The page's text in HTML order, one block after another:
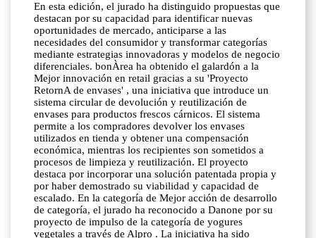
En esta edición, el jurado ha distinguido propuestas que
destacan por su capacidad para identificar nuevas
oportunidades de mercado, anticiparse a las
necesidades del consumidor y transformar categorías
mediante estrategias innovadoras y modelos de negocio
diferenciales. bonÀrea ha obtenido el galardón a la
Mejor innovación en retail gracias a su 'Proyecto
RetornA de envases' , una iniciativa que introduce un
sistema circular de devolución y reutilización de
envases para productos frescos cárnicos. El sistema
permite a los compradores devolver los envases
utilizados en tienda y obtener una compensación
económica, mientras los recipientes son sometidos a
procesos de limpieza y reutilización. El proyecto
destaca por incorporar una solución patentada propia y
por haber demostrado su viabilidad y capacidad de
escalado. En la categoría de Mejor acción de desarrollo
de categoría, el jurado ha reconocido a Danone por su
proyecto de impulso de la categoría de yogures
vegetales a través de Alpro . La iniciativa ha sido